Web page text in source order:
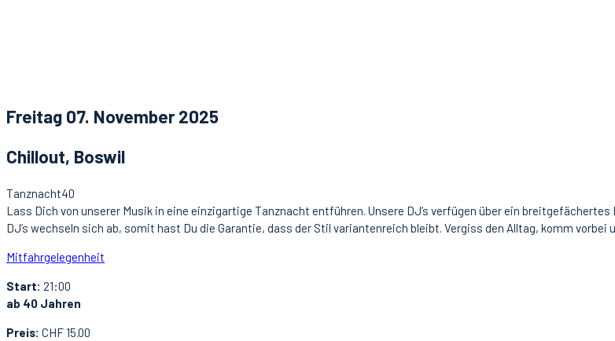
Freitag 07. November 2025
Chillout, Boswil
Tanznacht40
Lass Dich von unserer Musik in eine einzigartige Tanznacht entführen. Unsere DJ’s verfügen über ein
DJ’s wechseln sich ab, somit hast Du die Garantie, dass der Stil variantenreich bleibt. Vergiss den Alltag, komm vorbei
Mitfahrgelegenheit
Start: 21:00
ab 40 Jahren
Preis: CHF 15.00